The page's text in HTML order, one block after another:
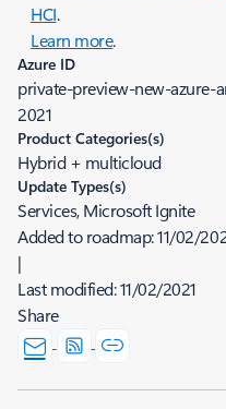
HCI.
Learn more.
Azure ID
private-preview-new-azure-
2021
Product Categories(s)
Hybrid + multicloud
Update Types(s)
Services, Microsoft Ignite
Added to roadmap:11/02/
|
Last modified:11/02/2021
Share